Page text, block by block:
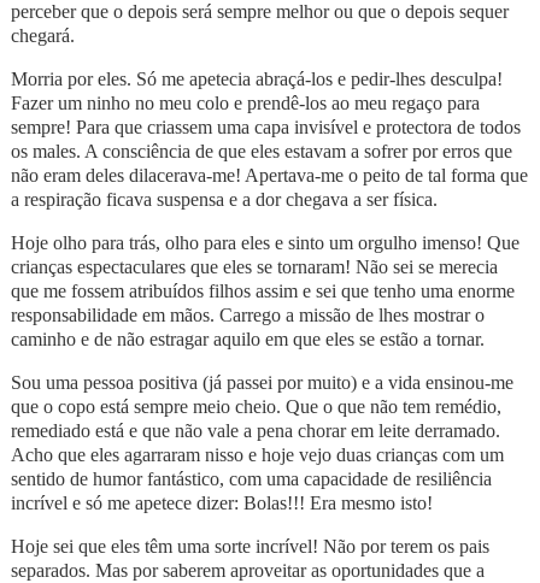
perceber que o depois será sempre melhor ou que o depois sequer
chegará.
Morria por eles. Só me apetecia abraçá-los e pedir-lhes desculpa!
Fazer um ninho no meu colo e prendê-los ao meu regaço para
sempre! Para que criassem uma capa invisível e protectora de todos
os males. A consciência de que eles estavam a sofrer por erros que
não eram deles dilacerava-me! Apertava-me o peito de tal forma que
a respiração ficava suspensa e a dor chegava a ser física.
Hoje olho para trás, olho para eles e sinto um orgulho imenso! Que
crianças espectaculares que eles se tornaram! Não sei se merecia
que me fossem atribuídos filhos assim e sei que tenho uma enorme
responsabilidade em mãos. Carrego a missão de lhes mostrar o
caminho e de não estragar aquilo em que eles se estão a tornar.
Sou uma pessoa positiva (já passei por muito) e a vida ensinou-me
que o copo está sempre meio cheio. Que o que não tem remédio,
remediado está e que não vale a pena chorar em leite derramado.
Acho que eles agarraram nisso e hoje vejo duas crianças com um
sentido de humor fantástico, com uma capacidade de resiliência
incrível e só me apetece dizer: Bolas!!! Era mesmo isto!
Hoje sei que eles têm uma sorte incrível! Não por terem os pais
separados. Mas por saberem aproveitar as oportunidades que a